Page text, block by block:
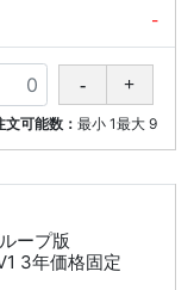
-
文可能数：最小 1最大 9
ープ版
3年価格固定